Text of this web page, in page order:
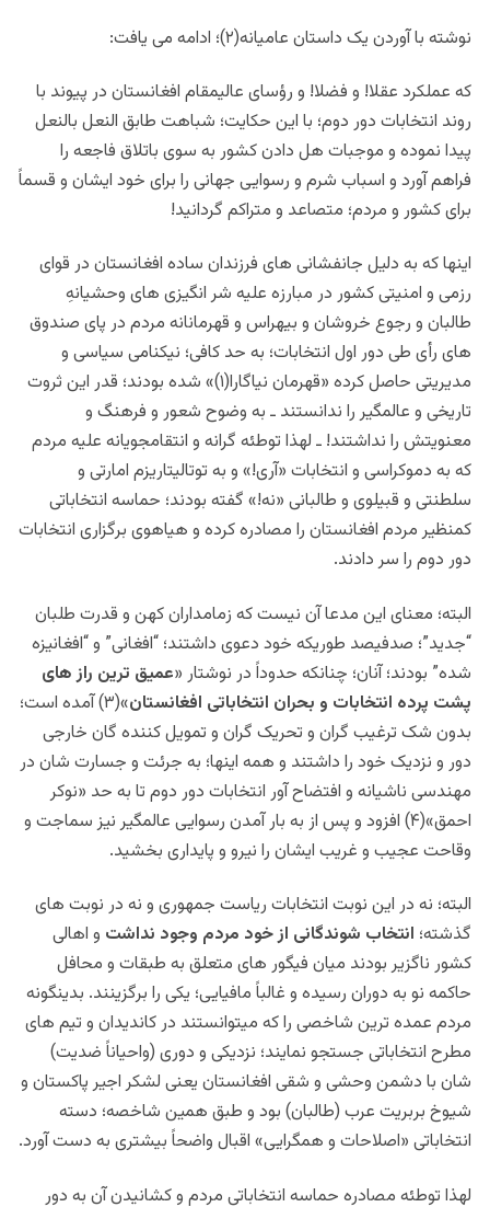
نوشته با آوردن یک داستان عامیانه(۲)؛ ادامه می یافت:
که عملکرد عقلا! و فضلا! و رؤسای عالیمقام افغانستان در پیوند با
روند انتخابات دور دوم؛ با این حکایت؛ شباهت طابق النعل بالنعل
پیدا نموده و موجبات هل دادن کشور به سوی باتلاق فاجعه را
فراهم آورد و اسباب شرم و رسوایی جهانی را برای خود ایشان و قسماً
برای کشور و مردم؛ متصاعد و متراکم گردانید!
اینها که به دلیل جانفشانی های فرزندان ساده افغانستان در قوای
رزمی و امنیتی کشور در مبارزه علیه شر انگیزی های وحشیانهِ
طالبان و رجوع خروشان و بیهراس و قهرمانانه مردم در پای صندوق
های رأی طی دور اول انتخابات؛ به حد کافی؛ نیکنامی سیاسی و
مدیریتی حاصل کرده «قهرمان نیاگارا(۱)» شده بودند؛ قدر این ثروت
تاریخی و عالمگیر را ندانستند ـ به وضوح شعور و فرهنگ و
معنویتش را نداشتند! ـ لهذا توطئه گرانه و انتقامجویانه علیه مردم
که به دموکراسی و انتخابات «آری!» و به توتالیتاریزم امارتی و
سلطنتی و قبیلوی و طالبانی «نه!» گفته بودند؛ حماسه انتخاباتی
کمنظیر مردم افغانستان را مصادره کرده و هیاهوی برگزاری انتخابات
دور دوم را سر دادند.
البته؛ معنای این مدعا آن نیست که زمامداران کهن و قدرت طلبان
“جدید”؛ صدفیصد طوریکه خود دعوی داشتند؛ “افغانی” و “افغانیزه
شده” بودند؛ آنان؛ چنانکه حدوداً در نوشتار «عمیق ترین راز های
پشت پرده انتخابات و بحران انتخاباتی افغانستان
»(۳) آمده است؛
بدون شک ترغیب گران و تحریک گران و تمویل کننده گان خارجی
دور و نزدیک خود را داشتند و همه اینها؛ به جرئت و جسارت شان در
مهندسی ناشیانه و افتضاح آور انتخابات دور دوم تا به حد «نوکر
احمق»(۴) افزود و پس از به بار آمدن رسوایی عالمگیر نیز سماجت و
وقاحت عجیب و غریب ایشان را نیرو و پایداری بخشید.
البته؛ نه در این نوبت انتخابات ریاست جمهوری و نه در نوبت های
گذشته؛ انتخاب شوندگانی از خود مردم وجود نداشت و اهالی
کشور ناگزیر بودند میان فیگور های متعلق به طبقات و محافل
حاکمه نو به دوران رسیده و غالباً مافیایی؛ یکی را برگزینند. بدینگونه
مردم عمده ترین شاخصی را که میتوانستند در کاندیدان و تیم های
مطرح انتخاباتی جستجو نمایند؛ نزدیکی و دوری (واحیاناً ضدیت)
شان با دشمن وحشی و شقی افغانستان یعنی لشکر اجیر پاکستان و
شیوخ بربریت عرب (طالبان) بود و طبق همین شاخصه؛ دسته
انتخاباتی «اصلاحات و همگرایی» اقبال واضحاً بیشتری به دست آورد.
لهذا توطئه مصادره حماسه انتخاباتی مردم و کشانیدن آن به دور